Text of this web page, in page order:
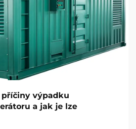
příčiny výpadku
a jak je lze